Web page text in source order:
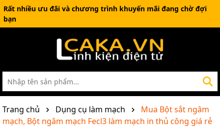
Rất nhiều ưu đãi và chương trình khuyến mãi đang chờ đợi
bạn
Trang chủ Dụng cụ làm mạch
Mua Bột sắt ngâm
mạch, Bột ngâm mạch Fecl3 làm mạch in thủ công giá rẻ